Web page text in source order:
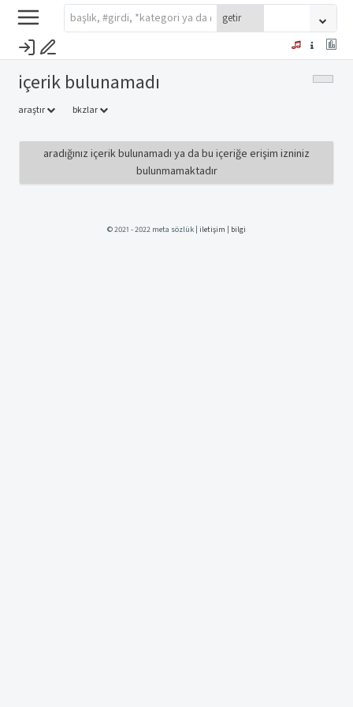
i̇çerik bulunamadı
araştır bkzlar
aradığınız içerik bulunamadı ya da bu içeriğe erişim izniniz
bulunmamaktadır
© 2021 - 2022 meta sözlük | iletişim bilgi